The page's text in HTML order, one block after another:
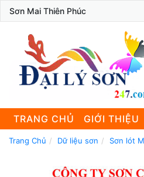
Sơn Mai Thiên Phúc
TRANG CHỦ GIỚI THIỆU
Trang Chủ Dữ liệu sơn Sơn lót